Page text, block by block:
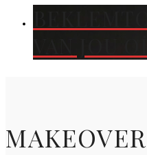
MAKEOVER